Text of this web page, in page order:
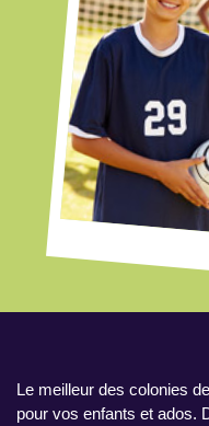
Le meilleur des colonies
pour vos enfants et ados.